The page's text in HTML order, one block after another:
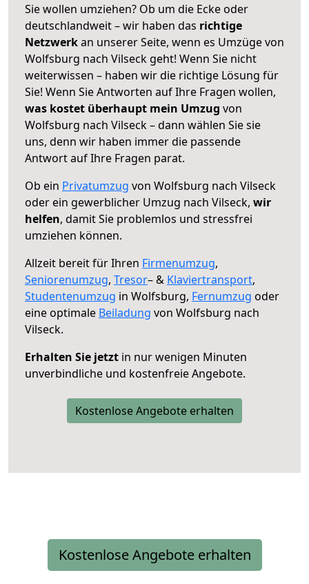
Sie wollen umziehen? Ob um die Ecke oder
deutschlandweit – wir haben das richtige
Netzwerkan unserer Seite, wenn es Umzüge von
Wolfsburg nach Vilseck geht! Wenn Sie nicht
weiterwissen – haben wir die richtige Lösung für
Sie! Wenn Sie Antworten auf Ihre Fragen wollen,
was kostet überhaupt mein Umzug von
Wolfsburg nach Vilseck – dann wählen Sie sie
uns, denn wir haben immer die passende
Antwort auf Ihre Fragen parat.
Ob ein Privatumzug von Wolfsburg nach Vilseck
oder ein gewerblicher Umzug nach Vilseck, wir
helfen, damit Sie problemlos und stressfrei
umziehen können.
Allzeit bereit für Ihren Firmenumzug,
Seniorenumzug, Tresor– & Klaviertransport,
Studentenumzug in Wolfsburg, Fernumzug oder
eine optimale Beiladung von Wolfsburg nach
Vilseck.
Erhalten Sie jetzt in nur wenigen Minuten
unverbindliche und kostenfreie Angebote.
Kostenlose Angebote erhalten
Kostenlose Angebote erhalten